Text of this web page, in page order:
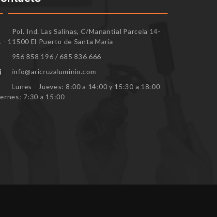
Pol. Ind. Las Salinas, C/Manantial Parcela 14-
- 11500 El Puerto de Santa María
956 858 196 / 685 836 666
info@aricruzaluminio.com
Lunes - Jueves: 8:00 a 14:00 y 15:30 a 18:00
7:30 a 15:00